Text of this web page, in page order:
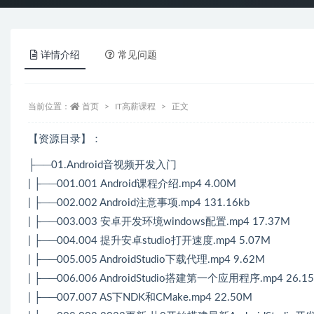
详情介绍 常见问题
当前位置： 首页 IT高薪课程 正文
【资源目录】：
├──01.Android音视频开发入门
| ├──001.001 Android课程介绍.mp4 4.00M
| ├──002.002 Android注意事项.mp4 131.16kb
| ├──003.003 安卓开发环境windows配置.mp4 17.37M
| ├──004.004 提升安卓studio打开速度.mp4 5.07M
| ├──005.005 AndroidStudio下载代理.mp4 9.62M
| ├──006.006 AndroidStudio搭建第一个应用程序.mp4
| ├──007.007 AS下NDK和CMake.mp4 22.50M